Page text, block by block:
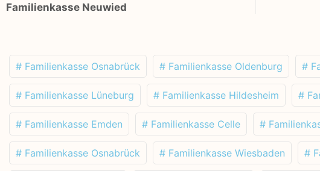
Familienkasse Neuwied
# Familienkasse Osnabrück # Familienkasse Oldenburg #
# Familienkasse Lüneburg # Familienkasse Hildesheim #
# Familienkasse Emden # Familienkasse Celle #
# Familienkasse Osnabrück # Familienkasse Wiesbaden #